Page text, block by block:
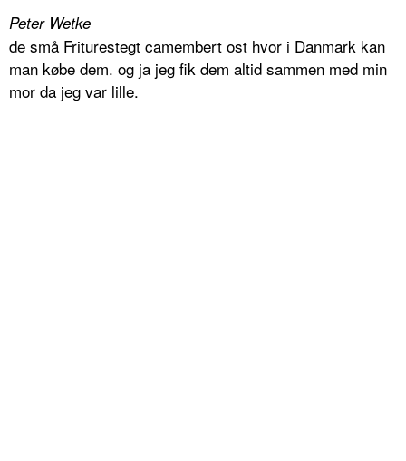
Peter Wetke
de små Friturestegt camembert ost hvor i Danmark kan
man købe dem. og ja jeg fik dem altid sammen med min
mor da jeg var lille.